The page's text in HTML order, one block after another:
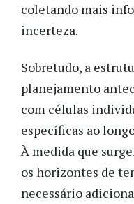
coletando mais
incerteza.
Sobretudo, a
planejamento
com células
específicas ao
À medida que
os horizontes de
necessário